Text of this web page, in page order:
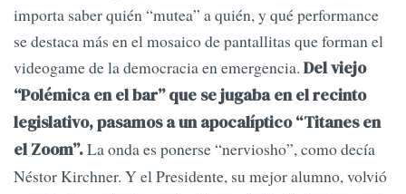
importa saber quién “mutea” a quién, y qué performance
se destaca más en el mosaico de pantallitas que forman el
videogame de la democracia en emergencia. Del viejo
“Polémica en el bar” que se jugaba en el recinto
legislativo, pasamos a un apocalíptico “Titanes en
el Zoom”.La onda es ponerse “nerviosho”, como decía
Néstor Kirchner. Y el Presidente, su mejor alumno, volvió